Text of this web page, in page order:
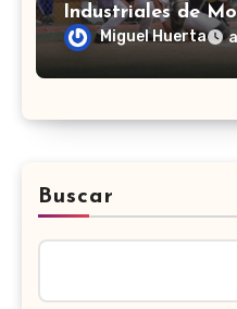
Industriales de
la final estatal de
Miguel Huerta
Buscar